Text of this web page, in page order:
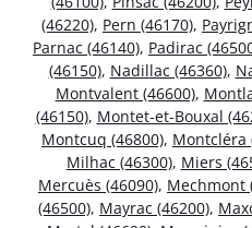
(46220), Pern (46170),
Parnac (46140), Padirac
(46150), Nadillac (46360),
Montvalent (46600),
(46150), Montet-et-Bouxal
Montcuq (46800), Montcléra
Milhac (46300), Miers
Mercuès (46090), Mechmont
(46500), Mayrac (46200),